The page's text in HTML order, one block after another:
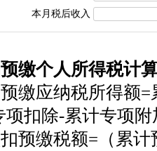
本月税后收入
缴个人所得税计
缴应纳税所得额
项扣除-累计专项
预缴税额=（累